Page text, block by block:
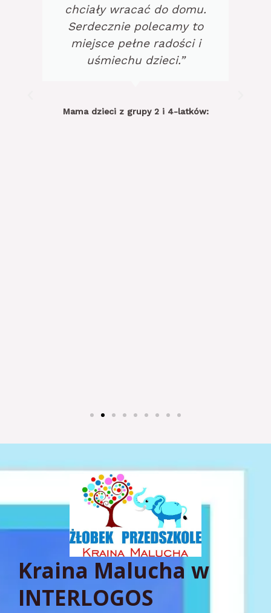
chciały wracać do domu.
Serdecznie polecamy to
miejsce pełne radości i
uśmiechu dzieci.”
Mama dzieci z grupy 2 i 4-latków:
Kraina Malucha w
INTERLOGOS